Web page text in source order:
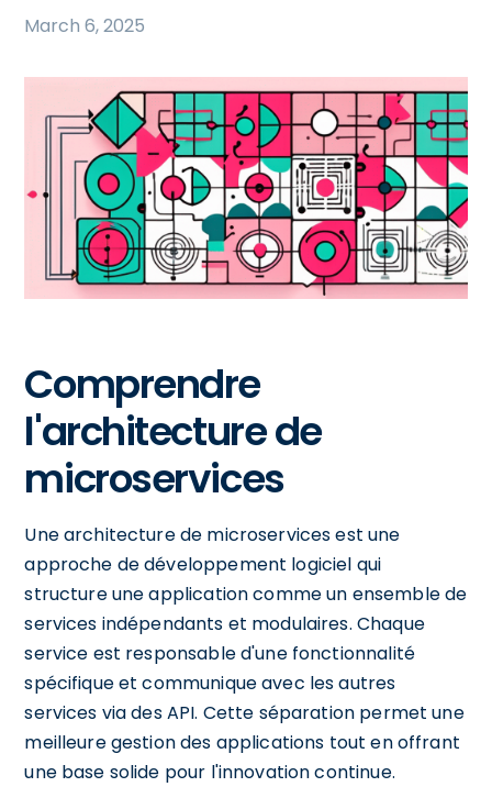
March 6, 2025
Comprendre
l'architecture de
microservices
Une architecture de microservices est une
approche de développement logiciel qui
structure une application comme un ensemble de
services indépendants et modulaires. Chaque
service est responsable d'une fonctionnalité
spécifique et communique avec les autres
services via des API. Cette séparation permet une
meilleure gestion des applications tout en offrant
une base solide pour l'innovation continue.